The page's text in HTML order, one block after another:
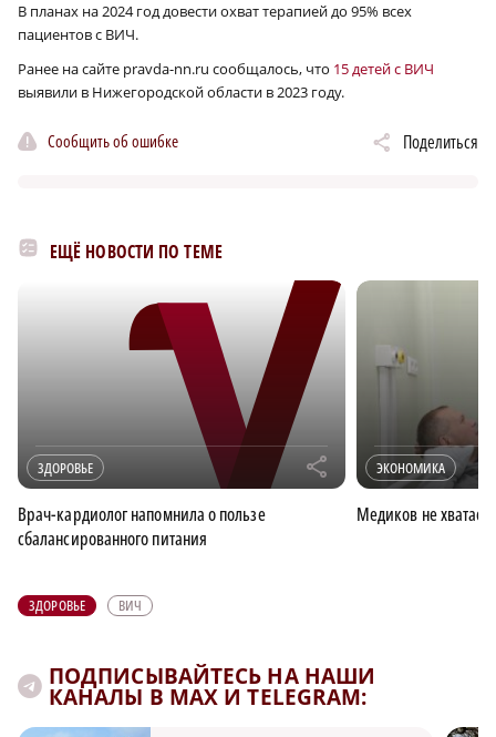
В планах на 2024 год довести охват терапией до 95% всех
пациентов с ВИЧ.
Ранее на сайте pravda-nn.ru сообщалось, что 15 детей с ВИЧ
выявили в Нижегородской области в 2023 году.
Сообщить об ошибке Поделиться
ЕЩЁ НОВОСТИ ПО ТЕМЕ
ЗДОРОВЬЕ r
Врач-кардиолог напомнила о пользе
сбалансированного питания
ЭКОНОМИКА
Медиков не
ЗДОРОВЬЕ ВИЧ
ПОДПИСЫВАЙТЕСЬ НА НАШИ
КАНАЛЫ В MAX И TELEGRAM: